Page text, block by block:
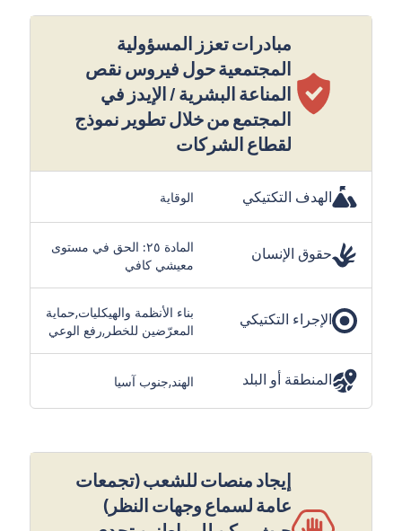
مبادرات تعزز المسؤولية
المجتمعية حول فيروس نقص
المناعة البشرية / الإيدز في
المجتمع من خلال تطوير نموذج
لقطاع الشركات
الهدف التكتيكي الوقاية
حقوق الإنسان
المادة ٢٥: الحق في مستوى
معيشي كافي
الإجراء التكتيكي
بناء الأنظمة والهيكليات,حماية
المعرّضين للخطر,رفع الوعي
المنطقة أو البلد الهند,جنوب آسيا
إيجاد منصات للشعب (تجمعات
عامة لسماع وجهات النظر)